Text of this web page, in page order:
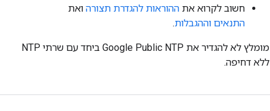
חשוב לקרוא את ההוראות להגדרת תצורה ואת
התנאים וההגבלות.
מומלץ לא להגדיר את Google Public NTP ביחד עם שרתי NTP
ללא דחיפה.